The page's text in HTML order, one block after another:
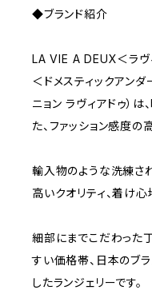
◆ブランド紹介
LA VIE A DEUX＜ラヴ
＜ドメスティックアン
ニョン ラヴィアドゥ）
た、ファッション感度の
輸入物のような洗練さ
高いクオリティ、着け
細部にまでこだわった
すい価格帯、日本のブ
したランジェリーです。